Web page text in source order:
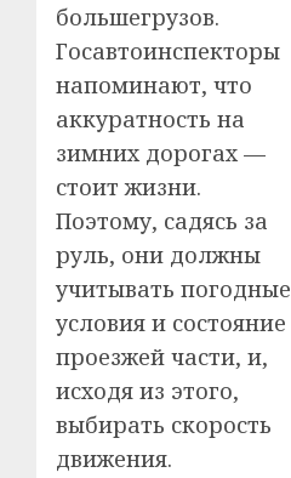
большегрузов.
Госавтоинспекторы
напоминают, что
аккуратность на
зимних дорогах —
стоит жизни.
Поэтому, садясь за
руль, они должны
учитывать погодные
условия и состояние
проезжей части, и,
исходя из этого,
выбирать скорость
движения.